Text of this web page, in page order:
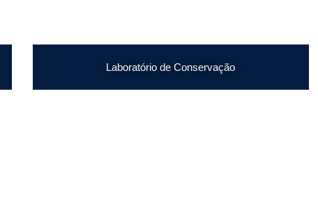
Laboratório de Conservação